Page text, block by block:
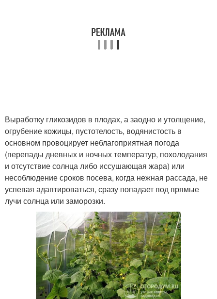
Выработку гликозидов в плодах, а заодно и утолщение,
огрубение кожицы, пустотелость, водянистость в
основном провоцирует неблагоприятная погода
(перепады дневных и ночных температур, похолодания
и отсутствие солнца либо иссушающая жара) или
несоблюдение сроков посева, когда нежная рассада, не
успевая адаптироваться, сразу попадает под прямые
лучи солнца или заморозки.